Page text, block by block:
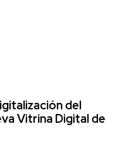
del
Vitrina Digital de